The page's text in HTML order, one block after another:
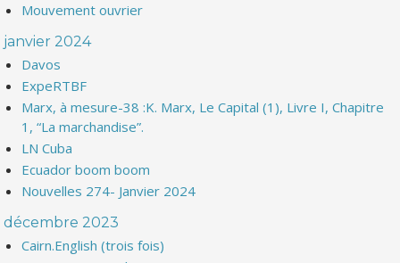
Mouvement ouvrier
janvier 2024
Davos
ExpeRTBF
Marx, à mesure-38 :K. Marx, Le Capital (1), Livre I, Chapitre
1, “La marchandise”.
LN Cuba
Ecuador boom boom
Nouvelles 274- Janvier 2024
décembre 2023
Cairn.English (trois fois)